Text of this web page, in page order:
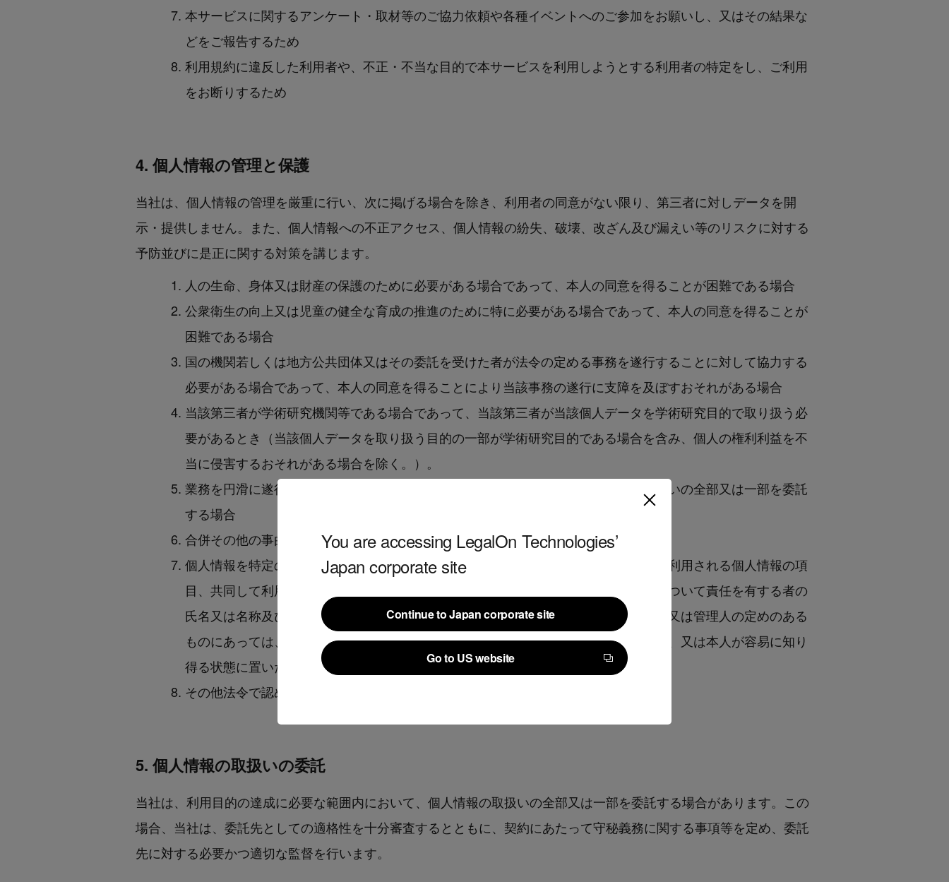
You are accessing LegalOn Technologies’
Japan corporate site
Continue to Japan corporate site
Continue to Japan corporate site
Go to US website
Go to US website
本サービスに関するアンケート・取材等のご協力依頼や各種イベントへのご参加をお願いし、又はその結果な
どをご報告するため
利用規約に違反した利用者や、不正・不当な目的で本サービスを利用しようとする利用者の特定をし、ご利用
をお断りするため
4. 個人情報の管理と保護
当社は、個人情報の管理を厳重に行い、次に掲げる場合を除き、利用者の同意がない限り、第三者に対しデータを開
示・提供しません。また、個人情報への不正アクセス、個人情報の紛失、破壊、改ざん及び漏えい等のリスクに対する
予防並びに是正に関する対策を講じます。
人の生命、身体又は財産の保護のために必要がある場合であって、本人の同意を得ることが困難である場合
公衆衛生の向上又は児童の健全な育成の推進のために特に必要がある場合であって、本人の同意を得ることが
困難である場合
国の機関若しくは地方公共団体又はその委託を受けた者が法令の定める事務を遂行することに対して協力する
必要がある場合であって、本人の同意を得ることにより当該事務の遂行に支障を及ぼすおそれがある場合
当該第三者が学術研究機関等である場合であって、当該第三者が当該個人データを学術研究目的で取り扱う必
要があるとき（当該個人データを取り扱う目的の一部が学術研究目的である場合を含み、個人の権利利益を不
当に侵害するおそれがある場合を除く。）。
業務を円滑に遂行するため、利用目的の達成に必要な範囲内において個人情報の取扱いの全部又は一部を委託
する場合
合併その他の事由による事業の承継に伴って個人情報が提供される場合
個人情報を特定の者との間で共同して利用する場合であって、その旨並びに共同して利用される個人情報の項
目、共同して利用する者の範囲、利用する者の利用目的並びに当該個人情報の管理について責任を有する者の
氏名又は名称及び住所並びに法人にあっては、その代表者（法人でない団体で代表者又は管理人の定めのある
ものにあっては、その代表者又は管理人）の氏名について、あらかじめ本人に通知し、又は本人が容易に知り
得る状態に置いた場合
その他法令で認められる場合
5. 個人情報の取扱いの委託
当社は、利用目的の達成に必要な範囲内において、個人情報の取扱いの全部又は一部を委託する場合があります。この
場合、当社は、委託先としての適格性を十分審査するとともに、契約にあたって守秘義務に関する事項等を定め、委託
先に対する必要かつ適切な監督を行います。